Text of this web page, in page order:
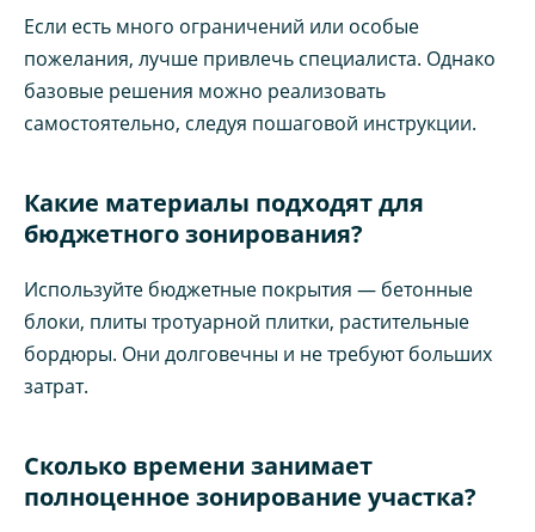
Если есть много ограничений или особые
пожелания, лучше привлечь специалиста. Однако
базовые решения можно реализовать
самостоятельно, следуя пошаговой инструкции.
Какие материалы подходят для
бюджетного зонирования?
Используйте бюджетные покрытия — бетонные
блоки, плиты тротуарной плитки, растительные
бордюры. Они долговечны и не требуют больших
затрат.
Сколько времени занимает
полноценное зонирование участка?